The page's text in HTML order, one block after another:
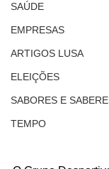
SAÚDE
EMPRESAS
ARTIGOS LUSA
ELEIÇÕES
SABORES E
TEMPO